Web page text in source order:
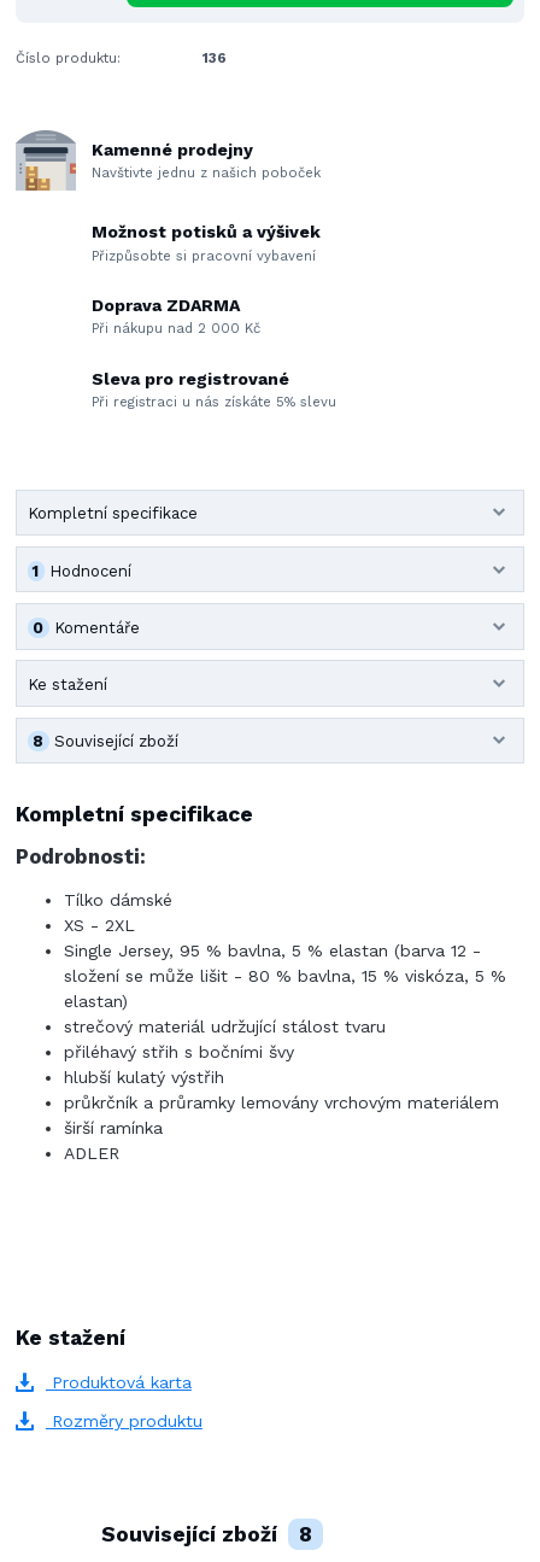
Číslo produktu: 136
Kamenné prodejny
Navštivte jednu z našich poboček
Možnost potisků a výšivek
Přizpůsobte si pracovní vybavení
Doprava ZDARMA
Při nákupu nad 2 000 Kč
Sleva pro registrované
Při registraci u nás získáte 5% slevu
Kompletní specifikace
Hodnocení
1
Komentáře
0
Ke stažení
Související zboží
8
Kompletní specifikace
Podrobnosti:
Tílko dámské
XS - 2XL
Single Jersey, 95 % bavlna, 5 % elastan (barva 12 -
složení se může lišit - 80 % bavlna, 15 % viskóza, 5 %
elastan)
strečový materiál udržující stálost tvaru
přiléhavý střih s bočními švy
hlubší kulatý výstřih
průkrčník a průramky lemovány vrchovým materiálem
širší ramínka
ADLER
Ke stažení
Produktová karta
Rozměry produktu
Související zboží 8